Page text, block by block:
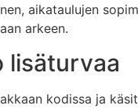
aikataulujen
arkeen.
lisäturvaa
kodissa ja